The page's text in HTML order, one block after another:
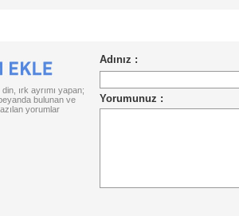
ırk ayrımı yapan;
bulunan ve
yorumlar